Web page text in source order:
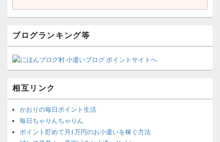
ブログランキング等
相互リンク
かおりの毎日ポイント生活
毎日ちゃりんちゃりん
ポイント貯めて月1万円のお小遣いを稼ぐ方法